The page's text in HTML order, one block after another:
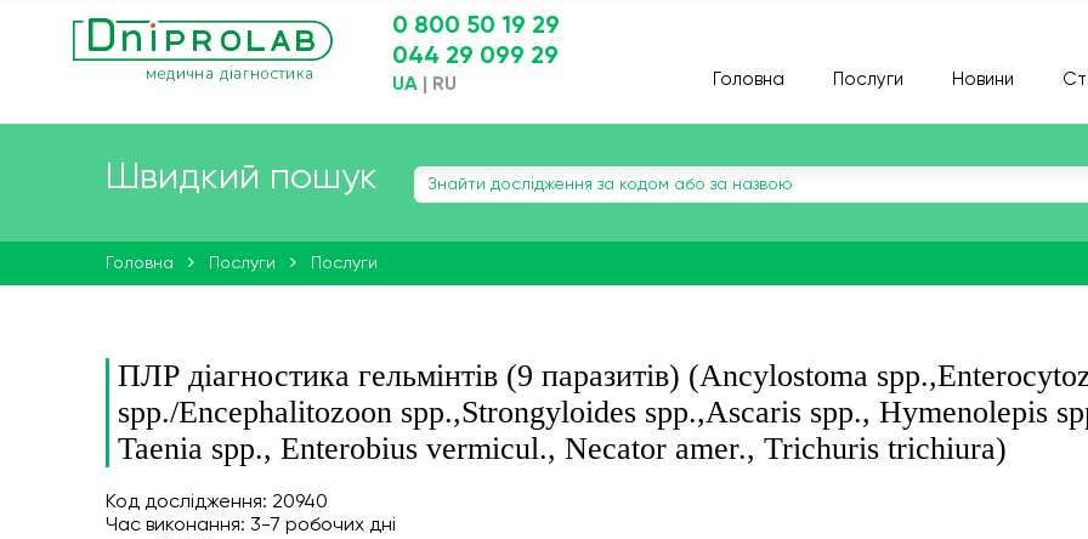
0 800 50 19 29
044 29 099 29
UA RU Головна Послуги Новини
Швидкий пошук
Головна Послуги Послуги
ПЛР діагностика гельмінтів (9 паразитів) (Ancylostoma
spp./Encephalitozoon spp.,Strongyloides spp.,Ascaris spp., Hymenolepis
Taenia spp., Enterobius vermicul., Necator amer., Trichuris trichiura)
Код дослідження: 20940
Час виконання: 3-7 робочих дні